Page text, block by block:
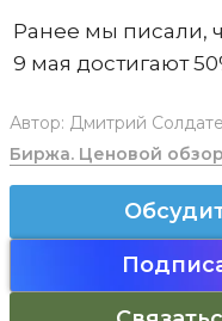
Ранее мы писали,
9 мая достигают
Автор: Дмитрий
Биржа. Ценовой обзор